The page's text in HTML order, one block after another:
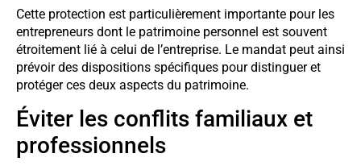
Cette protection est particulièrement importante pour les
entrepreneurs dont le patrimoine personnel est souvent
étroitement lié à celui de l’entreprise. Le mandat peut ainsi
prévoir des dispositions spécifiques pour distinguer et
protéger ces deux aspects du patrimoine.
Éviter les conflits familiaux et
professionnels